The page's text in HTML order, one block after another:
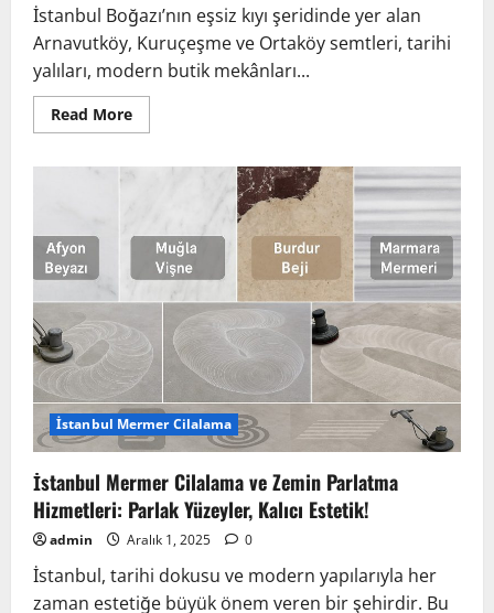
İstanbul Boğazı’nın eşsiz kıyı şeridinde yer alan
Arnavutköy, Kuruçeşme ve Ortaköy semtleri, tarihi
yalıları, modern butik mekânları...
Read MoreRead
more
ve
Silimi:
Boğaz
Hattının
Işıltılı
Uzmanı
İstanbul Mermer Cilalama
İstanbul Mermer Cilalama ve Zemin Parlatma
Hizmetleri: Parlak Yüzeyler, Kalıcı Estetik!
admin Aralık 1, 2025 0
İstanbul, tarihi dokusu ve modern yapılarıyla her
zaman estetiğe büyük önem veren bir şehirdir. Bu